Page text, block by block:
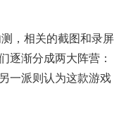
，相关的截图和录屏
逐渐分成两大阵营：
一派则认为这款游戏